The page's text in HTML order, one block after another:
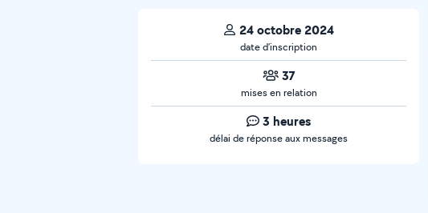
24 octobre 2024
date d’inscription
37
mises en relation
3 heures
délai de réponse aux messages